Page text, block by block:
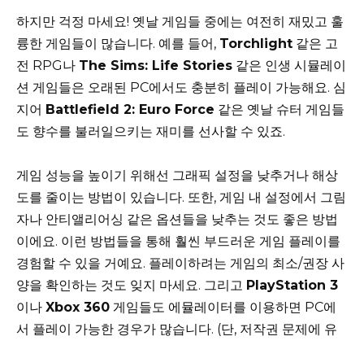
하지만 걱정 마세요! 옛날 게임들 중에는 여전히 재밌고 훌
륭한 게임들이 많습니다. 예를 들어, Torchlight 같은 고
전 RPG나 The Sims: Life Stories 같은 인생 시뮬레이
션 게임들은 오래된 PC에서도 충분히 플레이 가능해요. 심
지어 Battlefield 2: Euro Force 같은 옛날 슈터 게임들
도 향수를 불러일으키는 재미를 선사할 수 있죠.
게임 성능을 높이기 위해선 그래픽 설정을 낮추거나 해상
도를 줄이는 방법이 있습니다. 또한, 게임 내 설정에서 그림
자나 안티앨리어싱 같은 옵션들을 낮추는 것도 좋은 방법
이에요. 이런 방법들을 통해 훨씬 부드러운 게임 플레이를
경험할 수 있을 거예요. 플레이하려는 게임의 최소/권장 사
양을 확인하는 것도 잊지 마세요. 그리고 PlayStation 3
이나 Xbox 360 게임들도 에뮬레이터를 이용하면 PC에
서 플레이 가능한 경우가 많습니다. (단, 저작권 문제에 유